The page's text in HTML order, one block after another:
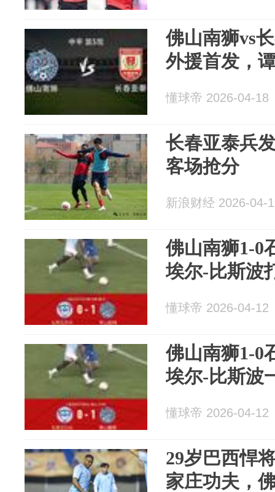
佛山南狮vs
外援首发，
懂球帝 2026-04-18
长春亚泰兵
客场抢分
新浪财经 2026-04-
佛山南狮1-0
埃尔-比斯波
懂球帝 2026-04-12
佛山南狮1-0
埃尔-比斯波
懂球帝 2026-04-12
29岁巴西悍
家庄功夫，